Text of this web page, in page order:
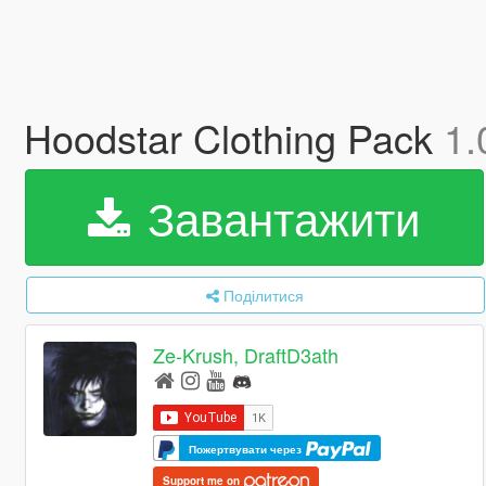
Hoodstar Clothing Pack
Завантажити
Поділитися
Ze-Krush, DraftD3ath
Пожертвувати через
Support me on